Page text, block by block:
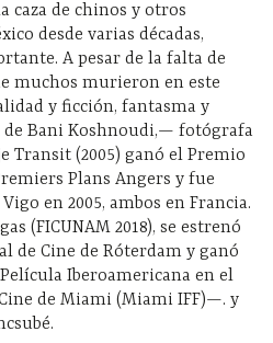
caza de chinos y otros
desde varias décadas,
A pesar de la falta de
muchos murieron en este
y ficción, fantasma y
Bani Koshnoudi,— fotógrafa
Transit (2005) ganó el Premio
Plans Angers y fue
en 2005, ambos en Francia.
(FICUNAM 2018), se estrenó
de Cine de Róterdam y ganó
Iberoamericana en el
de Miami (Miami IFF)—. y